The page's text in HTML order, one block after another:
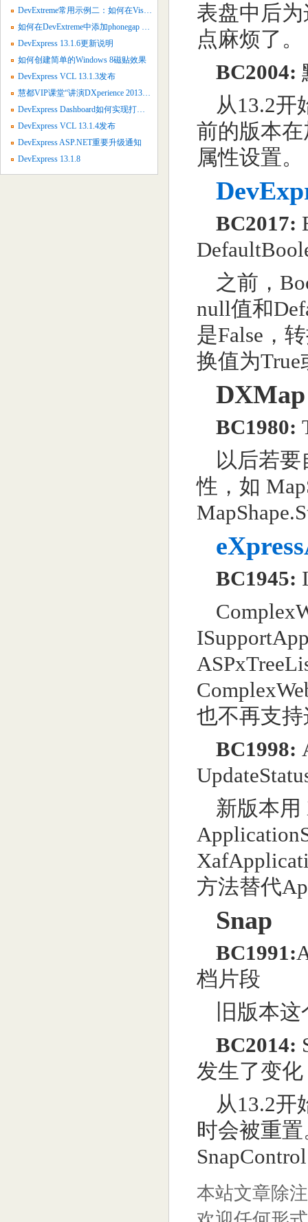
表盘中后
点麻烦了。
BC2004:
从13.2开
前的版本
属性设置。
BC2017:
之前，
null值和
是False，
换值为True
BC1980:
以后若要
性，如
BC1945:
也不再支
BC1998:
新版本用
方法替代
Snap
BC1991:
档片段
旧版本
BC2014:
发生了变化
从13.2开
时会被重置
本站文章除
DevExtreme常用示例二：如何在Visual Studio中创建本地封装包
如何在DevExtreme中添加phonegap InAppBrowser
DevExpress 13.1.6更新说明
如何创建简单的Windows 8磁贴效果
DevExpress VCL 13.1.3发布
慧都VIP课堂“讲演DXperience 2013新功能”报名开始！
DevExpress Dashboard如何实现打印和输出
DevExpress VCL 13.1.4发布
DevExpress ASP.NET重要升级通知
DevExpress 13.1.8